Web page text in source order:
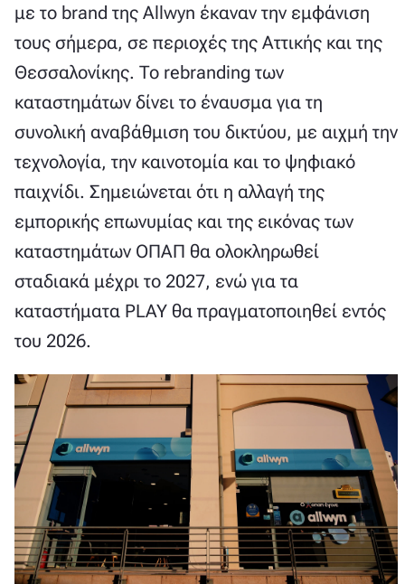
με το brand της Allwyn έκαναν την εμφάνιση
τους σήμερα, σε περιοχές της Αττικής και της
Θεσσαλονίκης. Το rebranding των
καταστημάτων δίνει το έναυσμα για τη
συνολική αναβάθμιση του δικτύου, με αιχμή την
τεχνολογία, την καινοτομία και το ψηφιακό
παιχνίδι. Σημειώνεται ότι η αλλαγή της
εμπορικής επωνυμίας και της εικόνας των
καταστημάτων ΟΠΑΠ θα ολοκληρωθεί
σταδιακά μέχρι το 2027, ενώ για τα
καταστήματα PLAY θα πραγματοποιηθεί εντός
του 2026.